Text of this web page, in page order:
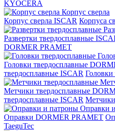
KYOCERA
Корпус сверла
Корпус сверла ISCAR Корпуса
Развертки твердосплавные
DORMER PRAMET
Головки твердосплавные
твердосплавные ISCAR
Метчики твердосплавные
твердосплавные ISCAR Метчики
Оправки
Оправки DORMER PRAMET
TaeguTec